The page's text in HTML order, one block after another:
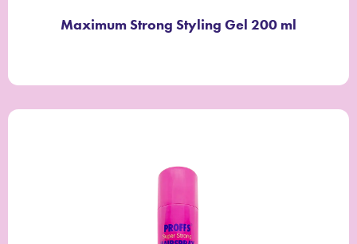
Maximum Strong Styling Gel 200 ml